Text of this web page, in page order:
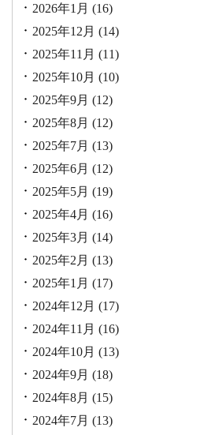
2026年1月 (16)
2025年12月 (14)
2025年11月 (11)
2025年10月 (10)
2025年9月 (12)
2025年8月 (12)
2025年7月 (13)
2025年6月 (12)
2025年5月 (19)
2025年4月 (16)
2025年3月 (14)
2025年2月 (13)
2025年1月 (17)
2024年12月 (17)
2024年11月 (16)
2024年10月 (13)
2024年9月 (18)
2024年8月 (15)
2024年7月 (13)